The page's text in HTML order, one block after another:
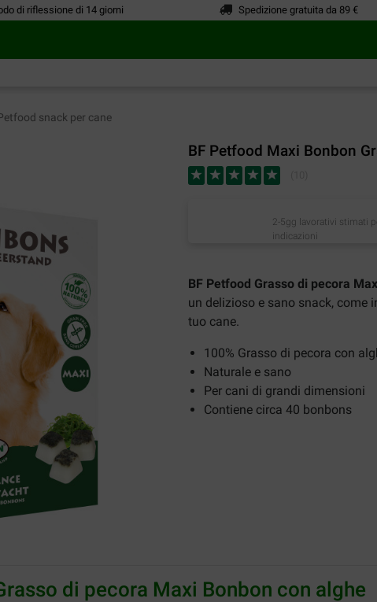
di riflessione di 14 giorni Spedizione gratuita da 89 €
snack per cane
BF Petfood Maxi Bonbon
2-5gg lavorativi stimati
indicazioni
BF Petfood Grasso di pecora
un delizioso e sano snack, come
tuo cane.
100% Grasso di pecora con
Naturale e sano
Per cani di grandi dimensioni
Contiene circa 40 bonbons
di pecora Maxi Bonbon con alghe